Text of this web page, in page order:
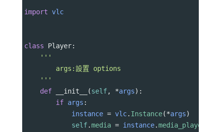
import vlc
class Player:
'''
        args:設置 options
    '''
def
__init__ (self, *args):
if args :
instance = vlc. Instance(*args)
self.media = instance.media_player_new